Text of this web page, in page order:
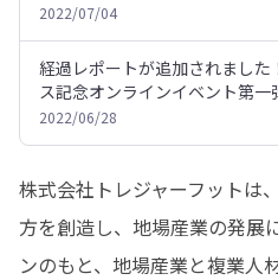
2022/07/04
経過レポートが追加されまし
ス記念オンラインイベント第一
2022/06/28
株式会社トレジャーフットは
方を創造し、地場産業の発展
ンのもと、地場産業と複業人